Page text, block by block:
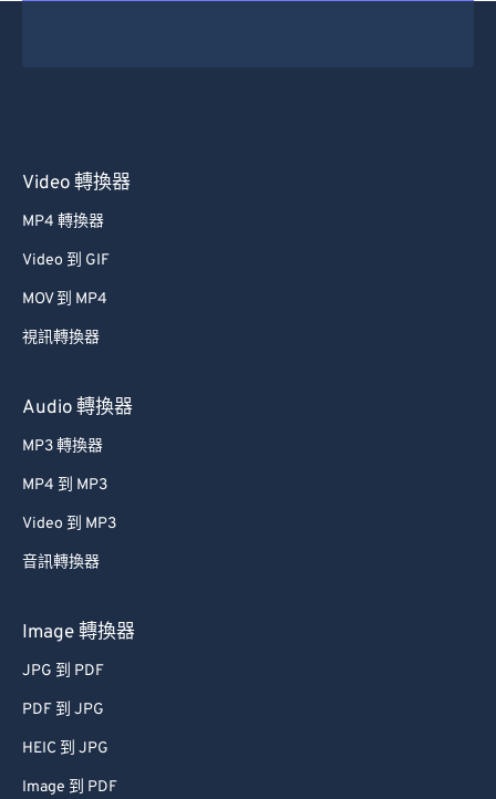
Video 轉換器
MP4 轉換器
Video 到 GIF
MOV 到 MP4
視訊轉換器
Audio 轉換器
MP3 轉換器
MP4 到 MP3
Video 到 MP3
音訊轉換器
Image 轉換器
JPG 到 PDF
PDF 到 JPG
HEIC 到 JPG
Image 到 PDF